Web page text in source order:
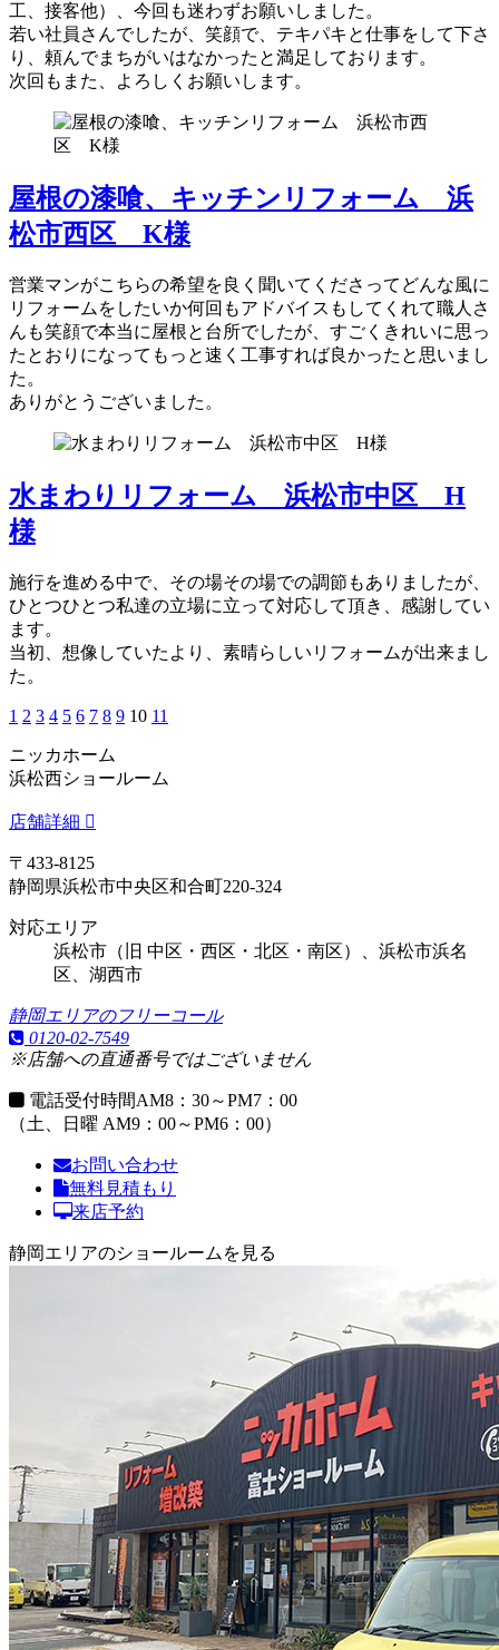
工、接客他）、今回も迷わずお願いしました。
若い社員さんでしたが、笑顔で、テキパキと仕事をして下さ
り、頼んでまちがいはなかったと満足しております。
次回もまた、よろしくお願いします。
屋根の漆喰、キッチンリフォーム 浜
松市西区 K様
営業マンがこちらの希望を良く聞いてくださってどんな風に
リフォームをしたいか何回もアドバイスもしてくれて職人さ
んも笑顔で本当に屋根と台所でしたが、すごくきれいに思っ
たとおりになってもっと速く工事すれば良かったと思いまし
た。
ありがとうございました。
水まわりリフォーム 浜松市中区 H
様
施行を進める中で、その場その場での調節もありましたが、
ひとつひとつ私達の立場に立って対応して頂き、感謝してい
ます。
当初、想像していたより、素晴らしいリフォームが出来まし
た。
1 2 3 4 5 6 7 8 9 10 11
ニッカホーム
浜松西ショールーム
店舗詳細
〒433-8125
静岡県浜松市中央区和合町220-324
対応エリア
浜松市（旧 中区・西区・北区・南区）、浜松市浜名
区、湖西市
静岡エリアのフリーコール
0120-02-7549
※店舗への直通番号ではございません
電話受付時間AM8：30～PM7：00
（土、日曜 AM9：00～PM6：00）
お問い合わせ
無料見積もり
来店予約
静岡エリアのショールームを見る